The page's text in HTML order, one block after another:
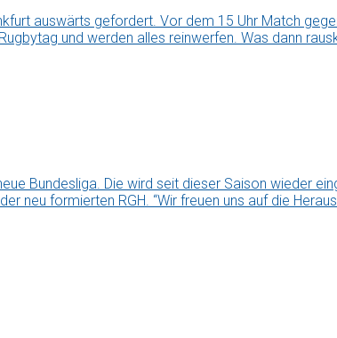
auswärts gefordert. Vor dem 15 Uhr Match
und werden alles reinwerfen. Was dann
Bundesliga. Die wird seit dieser Saison wieder
neu formierten RGH. “Wir freuen uns auf die